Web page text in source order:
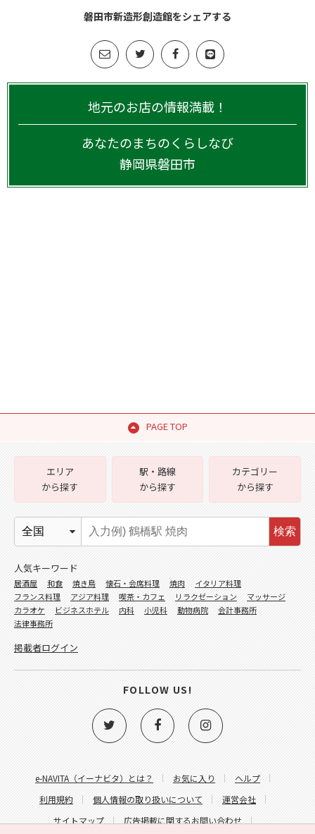
磐田市新造形創造館をシェアする
地元のお店の情報満載！
あなたのまちのくらしなび
静岡県磐田市
PAGE TOP
e-NAVITA（イーナビタ）とは？ お気に入り
ヘルプ
利用規約
個人情報の取り扱いについて
運営会社
サイトマップ
広告掲載に関するお問い合わせ
エリア
から探す
駅・路線
から探す
カテゴリー
から探す
検索
人気キーワード
居酒屋 和食 焼き鳥 懐石・会席料理 焼肉
イタリア料理
フランス料理
アジア料理 喫茶・カフェ リラクゼーション
マッサージ
カラオケ
ビジネスホテル 内科 小児科 動物病院
会計事務所
法律事務所
掲載者ログイン
FOLLOW US!